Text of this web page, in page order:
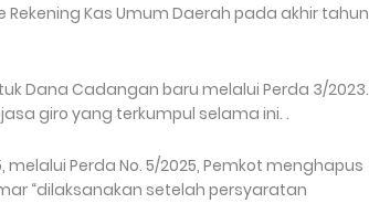
Kas Umum Daerah pada akhir tahun
Dana Cadangan baru melalui Perda 3/2023.
giro yang terkumpul selama ini. .
Perda No. 5/2025, Pemkot menghapus
“dilaksanakan setelah persyaratan